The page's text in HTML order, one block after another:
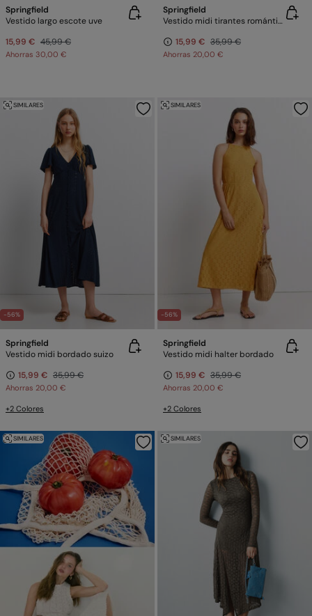
Springfield
Vestido largo escote uve
15,99 € 45,99 €
Ahorras 30,00 €
Springfield
Vestido midi tirantes romántico.
15,99 € 35,99 €
Ahorras 20,00 €
-56%
SIMILARES
Springfield
Vestido midi bordado suizo
15,99 € 35,99 €
Ahorras 20,00 €
+2 Colores
-56%
SIMILARES
Springfield
Vestido midi halter bordado
15,99 € 35,99 €
Ahorras 20,00 €
+2 Colores
SIMILARES SIMILARES